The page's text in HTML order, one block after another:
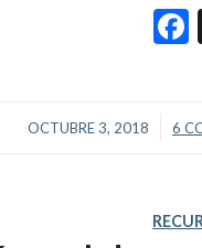
OCTUBRE 3, 2018
/ 6